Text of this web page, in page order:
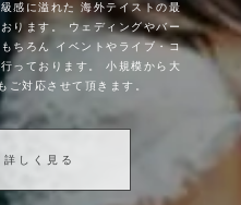
感に溢れた
海外テイストの最
ります。
ウェディングやバー
ちろん
イベントやライブ・コ
っております。
小規模から大
ご対応させて頂きます。
しく見る